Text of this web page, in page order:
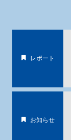
レポート
お知らせ